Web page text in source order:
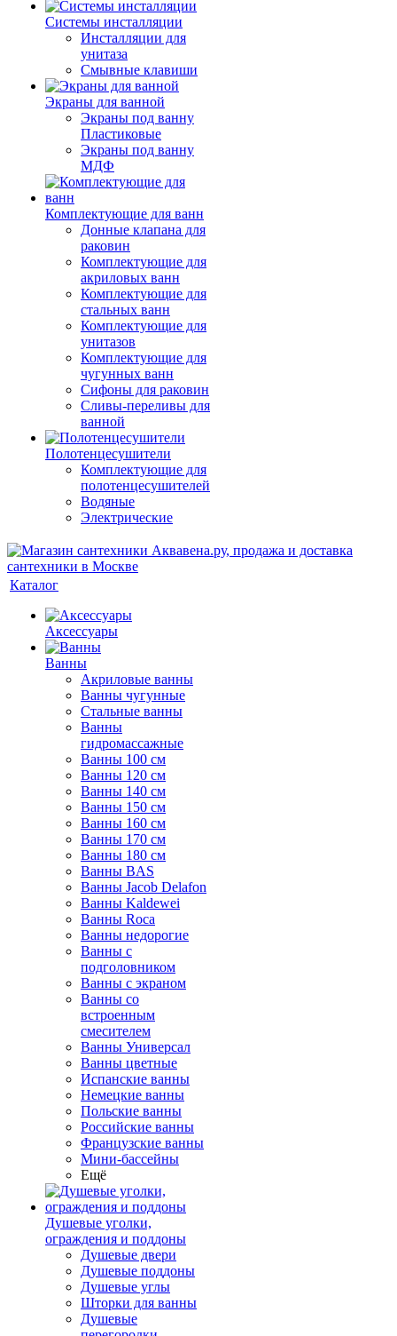
Системы инсталляции
Инсталляции для
унитаза
Смывные клавиши
Экраны для ванной
Экраны под ванну
Пластиковые
Экраны под ванну
МДФ
Комплектующие для ванн
Донные клапана для
раковин
Комплектующие для
акриловых ванн
Комплектующие для
стальных ванн
Комплектующие для
унитазов
Комплектующие для
чугунных ванн
Сифоны для раковин
Сливы-переливы для
ванной
Полотенцесушители
Комплектующие для
полотенцесушителей
Водяные
Электрические
Каталог
Аксессуары
Ванны
Акриловые ванны
Ванны чугунные
Стальные ванны
Ванны
гидромассажные
Ванны 100 см
Ванны 120 см
Ванны 140 см
Ванны 150 см
Ванны 160 см
Ванны 170 см
Ванны 180 см
Ванны BAS
Ванны Jacob Delafon
Ванны Kaldewei
Ванны Roca
Ванны недорогие
Ванны с
подголовником
Ванны с экраном
Ванны со
встроенным
смесителем
Ванны Универсал
Ванны цветные
Испанские ванны
Немецкие ванны
Польские ванны
Российские ванны
Французские ванны
Мини-бассейны
Ещё
Душевые уголки,
ограждения и поддоны
Душевые двери
Душевые поддоны
Душевые углы
Шторки для ванны
Душевые